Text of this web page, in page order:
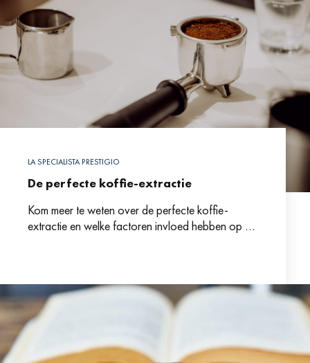
LA SPECIALISTA PRESTIGIO
De perfecte koffie-extractie
Kom meer te weten over de perfecte koffie-
extractie en welke factoren invloed hebben op dit